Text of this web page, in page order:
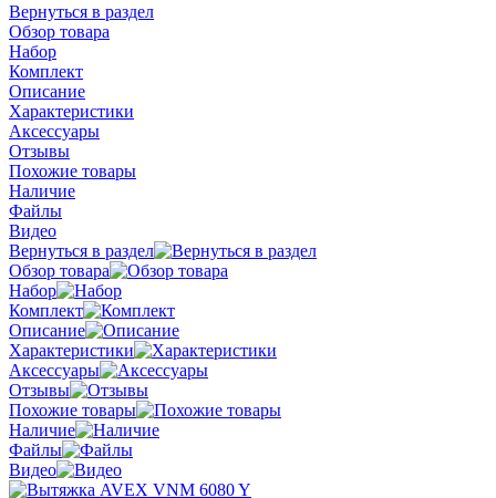
Вернуться в раздел
Обзор товара
Набор
Комплект
Описание
Характеристики
Аксессуары
Отзывы
Похожие товары
Наличие
Файлы
Видео
Вернуться в раздел
Обзор товара
Набор
Комплект
Описание
Характеристики
Аксессуары
Отзывы
Похожие товары
Наличие
Файлы
Видео